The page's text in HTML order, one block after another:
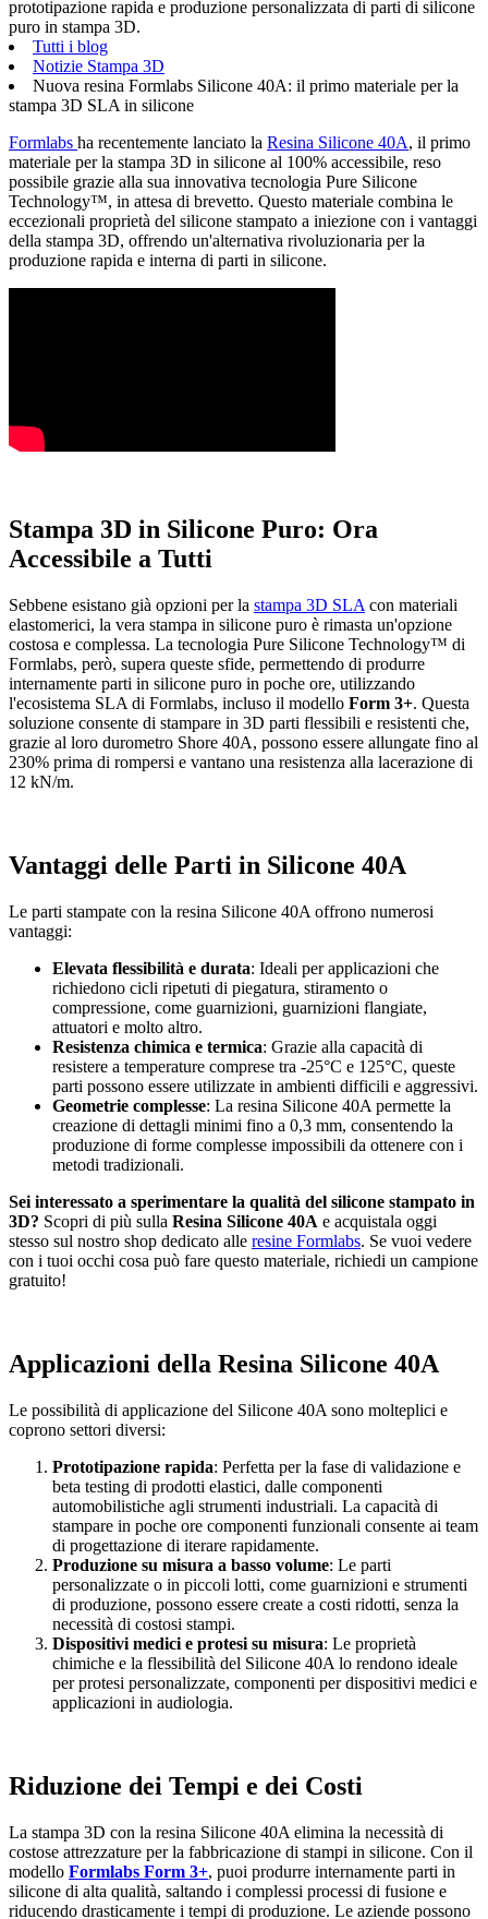
prototipazione rapida e produzione personalizzata di parti di silicone
puro in stampa 3D.
Tutti i blog
Notizie Stampa 3D
Nuova resina Formlabs Silicone 40A: il primo materiale per la
stampa 3D SLA in silicone
Formlabs ha recentemente lanciato la Resina Silicone 40A, il primo
materiale per la stampa 3D in silicone al 100% accessibile, reso
possibile grazie alla sua innovativa tecnologia Pure Silicone
Technology™, in attesa di brevetto. Questo materiale combina le
eccezionali proprietà del silicone stampato a iniezione con i vantaggi
della stampa 3D, offrendo un'alternativa rivoluzionaria per la
produzione rapida e interna di parti in silicone.
Stampa 3D in Silicone Puro: Ora
Accessibile a Tutti
Sebbene esistano già opzioni per la stampa 3D SLA con materiali
elastomerici, la vera stampa in silicone puro è rimasta un'opzione
costosa e complessa. La tecnologia Pure Silicone Technology™ di
Formlabs, però, supera queste sfide, permettendo di produrre
internamente parti in silicone puro in poche ore, utilizzando
l'ecosistema SLA di Formlabs, incluso il modello Form 3+. Questa
soluzione consente di stampare in 3D parti flessibili e resistenti che,
grazie al loro durometro Shore 40A, possono essere allungate fino al
230% prima di rompersi e vantano una resistenza alla lacerazione di
12 kN/m.
Vantaggi delle Parti in Silicone 40A
Le parti stampate con la resina Silicone 40A offrono numerosi
vantaggi:
Elevata flessibilità e durata: Ideali per applicazioni che
richiedono cicli ripetuti di piegatura, stiramento o
compressione, come guarnizioni, guarnizioni flangiate,
attuatori e molto altro.
Resistenza chimica e termica: Grazie alla capacità di
resistere a temperature comprese tra -25°C e 125°C, queste
parti possono essere utilizzate in ambienti difficili e aggressivi.
Geometrie complesse: La resina Silicone 40A permette la
creazione di dettagli minimi fino a 0,3 mm, consentendo la
produzione di forme complesse impossibili da ottenere con i
metodi tradizionali.
Sei interessato a sperimentare la qualità del silicone stampato in
3D? Scopri di più sulla Resina Silicone 40A e acquistala oggi
stesso sul nostro shop dedicato alle resine Formlabs. Se vuoi vedere
con i tuoi occhi cosa può fare questo materiale, richiedi un campione
gratuito!
Applicazioni della Resina Silicone 40A
Le possibilità di applicazione del Silicone 40A sono molteplici e
coprono settori diversi:
Prototipazione rapida: Perfetta per la fase di validazione e
beta testing di prodotti elastici, dalle componenti
automobilistiche agli strumenti industriali. La capacità di
stampare in poche ore componenti funzionali consente ai team
di progettazione di iterare rapidamente.
Produzione su misura a basso volume: Le parti
personalizzate o in piccoli lotti, come guarnizioni e strumenti
di produzione, possono essere create a costi ridotti, senza la
necessità di costosi stampi.
Dispositivi medici e protesi su misura: Le proprietà
chimiche e la flessibilità del Silicone 40A lo rendono ideale
per protesi personalizzate, componenti per dispositivi medici e
applicazioni in audiologia.
Riduzione dei Tempi e dei Costi
La stampa 3D con la resina Silicone 40A elimina la necessità di
costose attrezzature per la fabbricazione di stampi in silicone. Con il
modello Formlabs Form 3+, puoi produrre internamente parti in
silicone di alta qualità, saltando i complessi processi di fusione e
riducendo drasticamente i tempi di produzione. Le aziende possono